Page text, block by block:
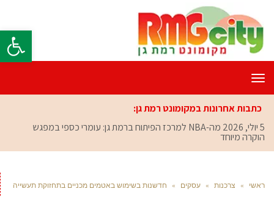
פתח
תפריט
כתבות אחרונות במקומונט רמת גן:
5 יולי, 2026
מה-NBA למרכז הפיתוח ברמת גן: עומרי כספי במפגש
הוקרה מיוחד
ראשי » צרכנות » עסקים » חדשנות בשימוש באטמים מכניים בתחזוקת תעשייה